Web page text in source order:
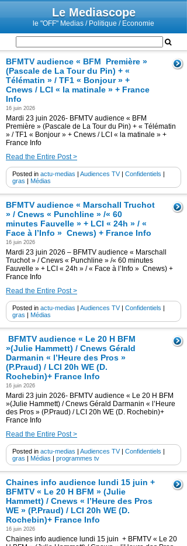
Le Mediascope
le "OFF" Medias / Politique / Economie
BFMTV audience « BFM Première »
(Pascale de La Tour du Pin) + «
Télématin » / TF1 « Bonjour » +
Cnews / LCI « la matinale » + France
Info
16 juin 2026
Mardi 23 juin 2026- BFMTV audience « BFM
Première » (Pascale de La Tour du Pin) + « Télématin
» / TF1 « Bonjour » + Cnews / LCI « la matinale » +
France Info
Read the Entire Post >
Posted in actu-medias | Audiences TV| Confidentiels |
gras | Médias
BFMTV audience « Marschall Truchot
» / Cnews « Punchline » /« 60
minutes Fauvelle » + LCI « 24h » / «
Face à l’Info » Cnews) + France Info
16 juin 2026
Mardi 23 juin 2026 – BFMTV audience « Marschall
Truchot » / Cnews « Punchline » /« 60 minutes
Fauvelle » + LCI « 24h » / « Face à l’Info » Cnews) +
France Info
Read the Entire Post >
Posted in actu-medias | Audiences TV| Confidentiels |
gras | Médias
BFMTV audience « Le 20 H BFM
»(Julie Hammett) / Cnews Gérald
Darmanin « l’Heure des Pros »
(P.Praud) / LCI 20h WE (D.
Rochebin)+ France Info
16 juin 2026
Mardi 23 juin 2026- BFMTV audience « Le 20 H BFM
»(Julie Hammett) / Cnews Gérald Darmanin « l’Heure
des Pros » (P.Praud) / LCI 20h WE (D. Rochebin)+
France Info
Read the Entire Post >
Posted in actu-medias | Audiences TV| Confidentiels |
gras | Médias | programmes tv
Chaines info audience lundi 15 juin +
BFMTV « Le 20 H BFM » (Julie
Hammett) / Cnews « l’Heure des Pros
WE » (P.Praud) / LCI 20h WE (D.
Rochebin)+ France Info
16 juin 2026
Chaines info audience lundi 15 juin + BFMTV « Le 20